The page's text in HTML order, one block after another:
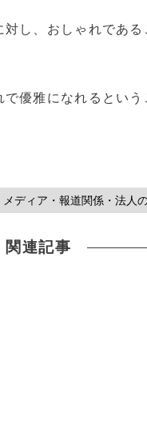
し、おしゃれであ
優雅になれるとい
メディア・報道関係・法人
関連記事